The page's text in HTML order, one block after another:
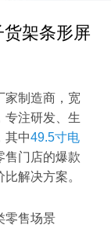
架条形屏
家制造商，宽
专注研发、生
其中49.5寸电
售门店的爆款
解决方案。
零售场景